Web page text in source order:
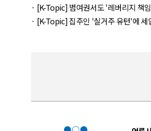
· [K-Topic] 범여권서도 '레버리지 책
· [K-Topic] 집주인 '실거주 유턴'에